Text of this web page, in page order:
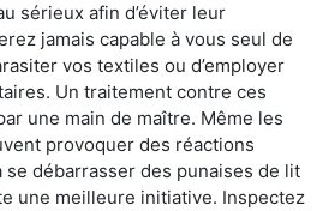
sérieux afin d’éviter leur
jamais capable à vous seul de
vos textiles ou d’employer
Un traitement contre ces
une main de maître. Même les
provoquer des réactions
débarrasser des punaises de lit
une meilleure initiative. Inspectez